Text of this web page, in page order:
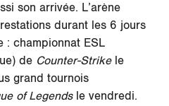
son arrivée. L’arène
durant les 6 jours
: championnat ESL
de Counter-Strikele
grand tournois
of Legendsle vendredi.